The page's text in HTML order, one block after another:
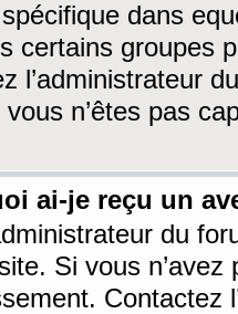
dans
certains groupes
l’administrateur
n’êtes pas
ai-je reçu un
du
Si vous
Contactez